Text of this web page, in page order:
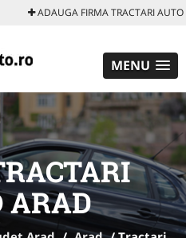
ADAUGA FIRMA TRACTARI AUTO
MENU
ARAD